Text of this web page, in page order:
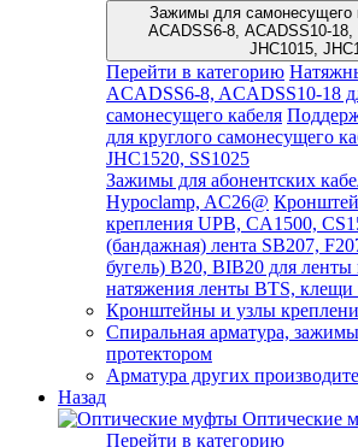
Зажимы для самонесущего
ACADSS6-8, ACADSS10-
JHC1015,
Перейти в категорию
ACADSS6-8, ACADSS10-18
самонесущего кабеля
для круглого самонесущего
JHC1520, SS1025
Зажимы для абонентских
Hypoclamp, AC26@
крепления UPB, CA1500,
(бандажная) лента SB207,
бугель) B20, BIB20 для
натяжения ленты BTS,
Кронштейны и узлы
Спиральная арматура,
протектором
Арматура других
Назад
Оптические
Перейти в категорию